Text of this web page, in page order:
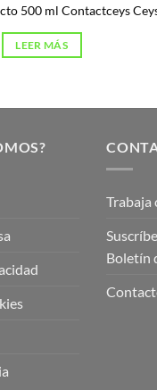
500 ml Contactceys
LEER MÁS
Trabaja
Boletín